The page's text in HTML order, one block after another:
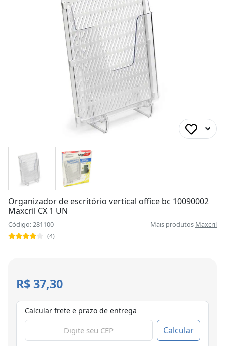
Organizador de escritório vertical office bc 10090002
Maxcril CX 1 UN
Código: 281100 Mais produtos Maxcril
(4)
R$ 37,30
Calcular frete e prazo de entrega
Calcular